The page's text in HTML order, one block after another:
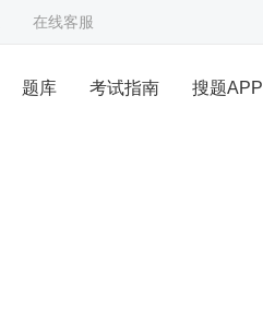
在线客服
题库 考试指南 搜题APP